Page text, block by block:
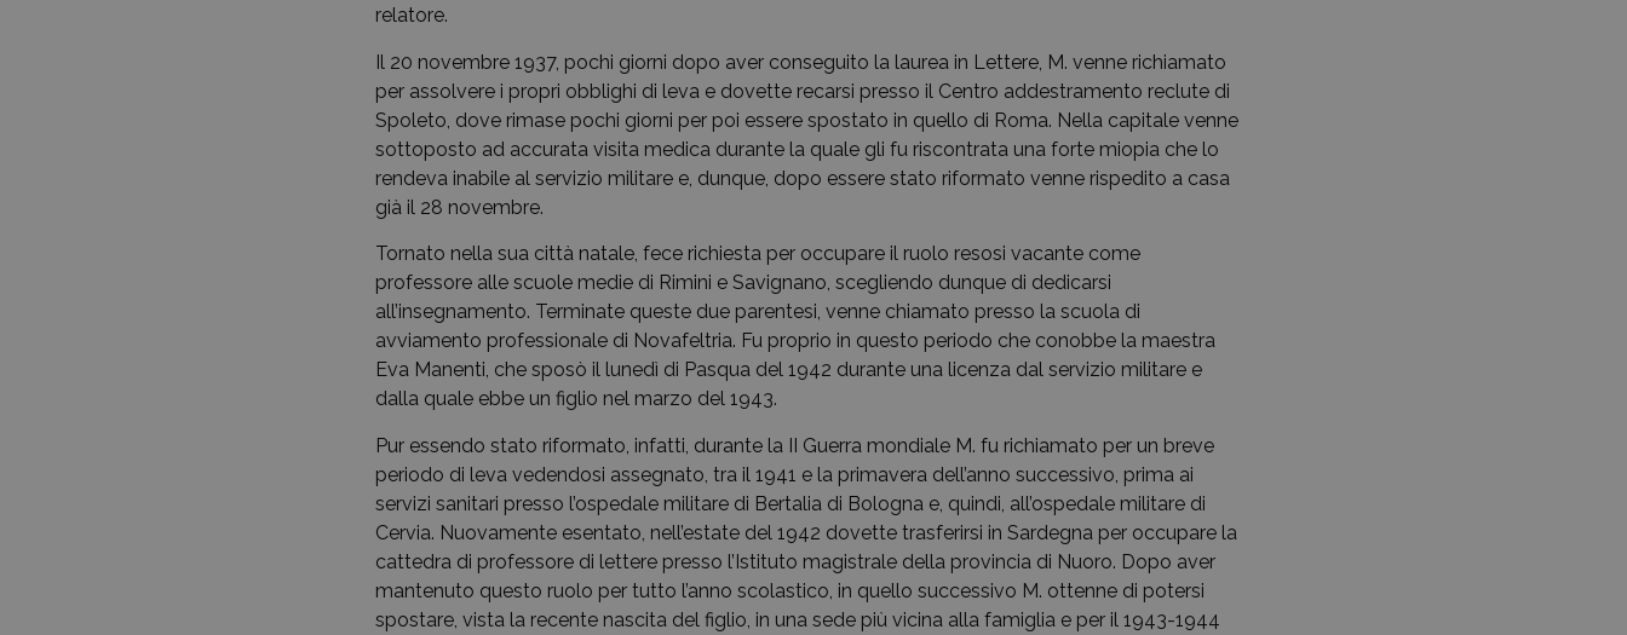
relatore.
Il 20 novembre 1937, pochi giorni dopo aver conseguito la laurea in Lettere, M. venne richiamato
per assolvere i propri obblighi di leva e dovette recarsi presso il Centro addestramento reclute di
Spoleto, dove rimase pochi giorni per poi essere spostato in quello di Roma. Nella capitale venne
sottoposto ad accurata visita medica durante la quale gli fu riscontrata una forte miopia che lo
rendeva inabile al servizio militare e, dunque, dopo essere stato riformato venne rispedito a casa
già il 28 novembre.
Tornato nella sua città natale, fece richiesta per occupare il ruolo resosi vacante come
professore alle scuole medie di Rimini e Savignano, scegliendo dunque di dedicarsi
all’insegnamento. Terminate queste due parentesi, venne chiamato presso la scuola di
avviamento professionale di Novafeltria. Fu proprio in questo periodo che conobbe la maestra
Eva Manenti, che sposò il lunedì di Pasqua del 1942 durante una licenza dal servizio militare e
dalla quale ebbe un figlio nel marzo del 1943.
Pur essendo stato riformato, infatti, durante la II Guerra mondiale M. fu richiamato per un breve
periodo di leva vedendosi assegnato, tra il 1941 e la primavera dell’anno successivo, prima ai
servizi sanitari presso l’ospedale militare di Bertalia di Bologna e, quindi, all’ospedale militare di
Cervia. Nuovamente esentato, nell’estate del 1942 dovette trasferirsi in Sardegna per occupare la
cattedra di professore di lettere presso l’Istituto magistrale della provincia di Nuoro. Dopo aver
mantenuto questo ruolo per tutto l’anno scolastico, in quello successivo M. ottenne di potersi
spostare, vista la recente nascita del figlio, in una sede più vicina alla famiglia e per il 1943-1944